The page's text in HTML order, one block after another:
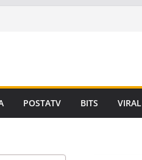
POSTATV BITS VIRAL